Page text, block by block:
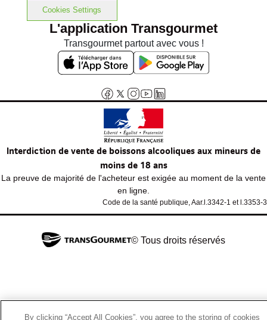
Cookies Settings
L'application Transgourmet
Transgourmet partout avec vous !
Interdiction de vente de boissons alcooliques aux mineurs de
moins de 18 ans
La preuve de majorité de l'acheteur est exigée au moment de la vente
en ligne.
Code de la santé publique, Aar.l.3342-1 et l.3353-3
© Tous droits réservés
By clicking “Accept All Cookies”, you agree to the storing of cookies